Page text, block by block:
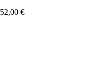
52,00 €